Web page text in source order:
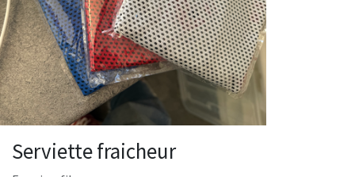
Serviette fraicheur